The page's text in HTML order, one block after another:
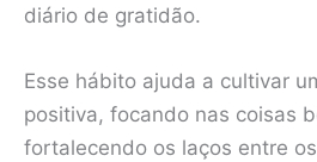
diário de gratidão.
Esse hábito ajuda a cultivar
positiva, focando nas coisas
fortalecendo os laços entre